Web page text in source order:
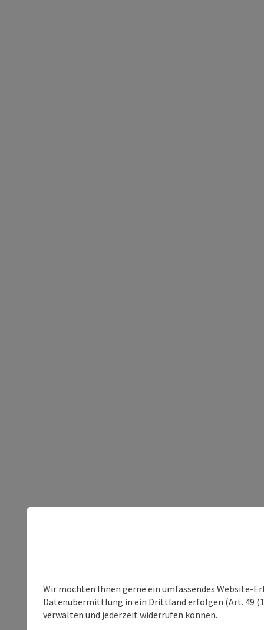
Wir möchten Ihnen gerne ein umfassendes Website-
Datenübermittlung in ein Drittland erfolgen (Art. 49
verwalten und jederzeit widerrufen können.